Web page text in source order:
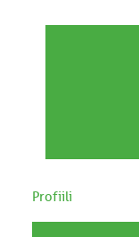
Profiili